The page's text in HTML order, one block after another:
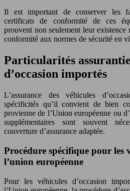
Il est important de conserver les
certificats de conformité de ces
prouvent non seulement leur
conformité aux normes de sécurité en
Particularités
d’occasion importés
L’assurance des véhicules
spécificités qu’il convient de bien
provienne de l’Union européenne ou
supplémentaires sont souvent
couverture d’assurance adaptée.
Procédure spécifique pour les
l’union européenne
Pour les véhicules d’occasion